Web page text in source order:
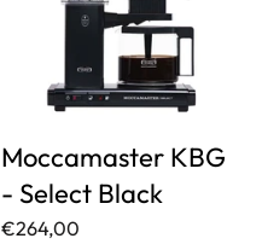
Moccamaster KBG
- Select Black
€264,00